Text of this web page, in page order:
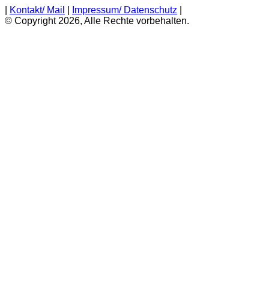
Kontakt/ Mail Impressum/ Datenschutz
© Copyright 2026, Alle Rechte vorbehalten.